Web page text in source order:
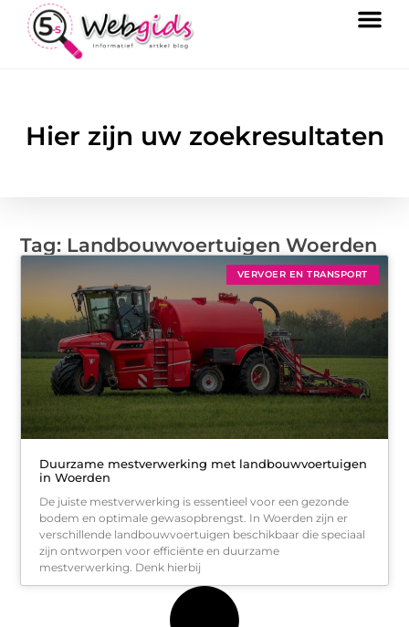
Hier zijn uw zoekresultaten
Tag: Landbouwvoertuigen Woerden
VERVOER EN TRANSPORT
Duurzame mestverwerking met landbouwvoertuigen
in Woerden
De juiste mestverwerking is essentieel voor een gezonde
bodem en optimale gewasopbrengst. In Woerden zijn er
verschillende landbouwvoertuigen beschikbaar die speciaal
zijn ontworpen voor efficiënte en duurzame
mestverwerking. Denk hierbij